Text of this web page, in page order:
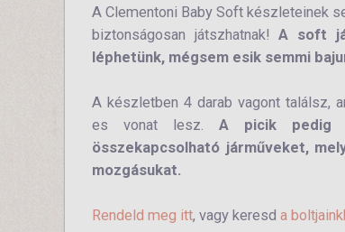
A Clementoni Baby Soft készleteinek
biztonságosan játszhatnak!A soft
léphetünk, mégsem esik semmi
A készletben 4 darab vagont találsz,
es vonat lesz.
A picik pedig
összekapcsolható járműveket,
mozgásukat.
Rendeld meg itt, vagy keresd a